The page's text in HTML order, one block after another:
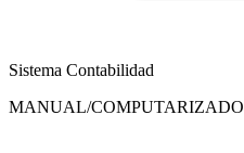
Sistema Contabilidad
MANUAL/COMPUTARIZADO